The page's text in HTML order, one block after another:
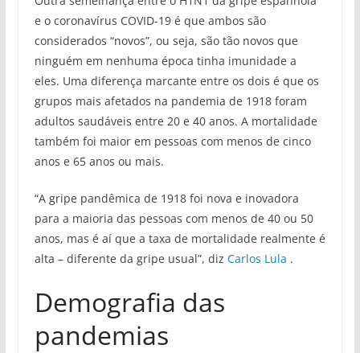
e o coronavírus COVID-19 é que ambos são
considerados “novos”, ou seja, são tão novos que
ninguém em nenhuma época tinha imunidade a
eles. Uma diferença marcante entre os dois é que os
grupos mais afetados na pandemia de 1918 foram
adultos saudáveis ​​entre 20 e 40 anos. A mortalidade
também foi maior em pessoas com menos de cinco
anos e 65 anos ou mais.
“A gripe pandêmica de 1918 foi nova e inovadora
para a maioria das pessoas com menos de 40 ou 50
anos, mas é aí que a taxa de mortalidade realmente é
alta – diferente da gripe usual”, diz Carlos Lula .
Demografia das
pandemias